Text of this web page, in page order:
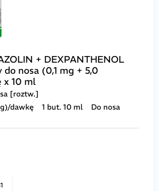
+ DEXPANTHENOL
do nosa (0,1 mg + 5,0
x 10 ml
[roztw.]
dawkę
1 but. 10 ml Do nosa